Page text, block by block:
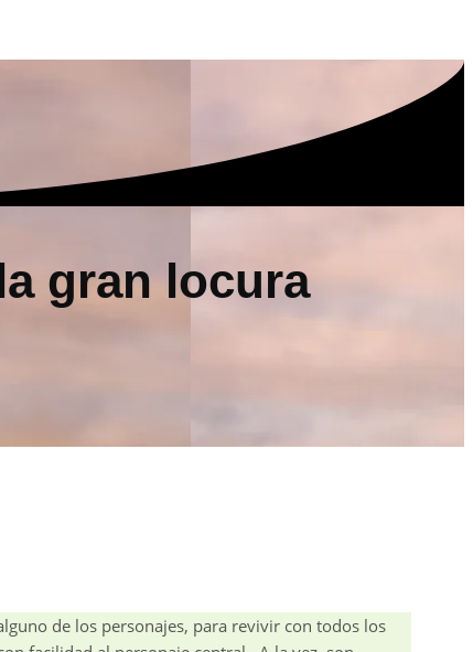
gran locura
de los personajes, para revivir con todos los